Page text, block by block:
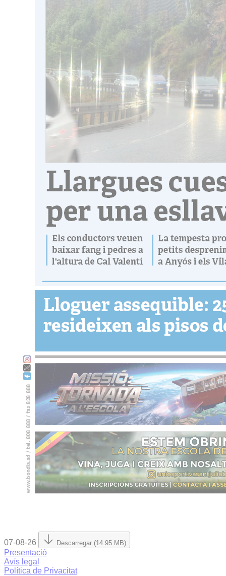
07-08-26 Descarregar (14.95 MB)
Presentació
Avís legal
Política de Privacitat